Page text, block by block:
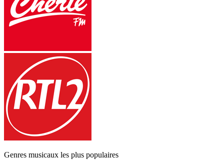
Genres musicaux les plus populaires